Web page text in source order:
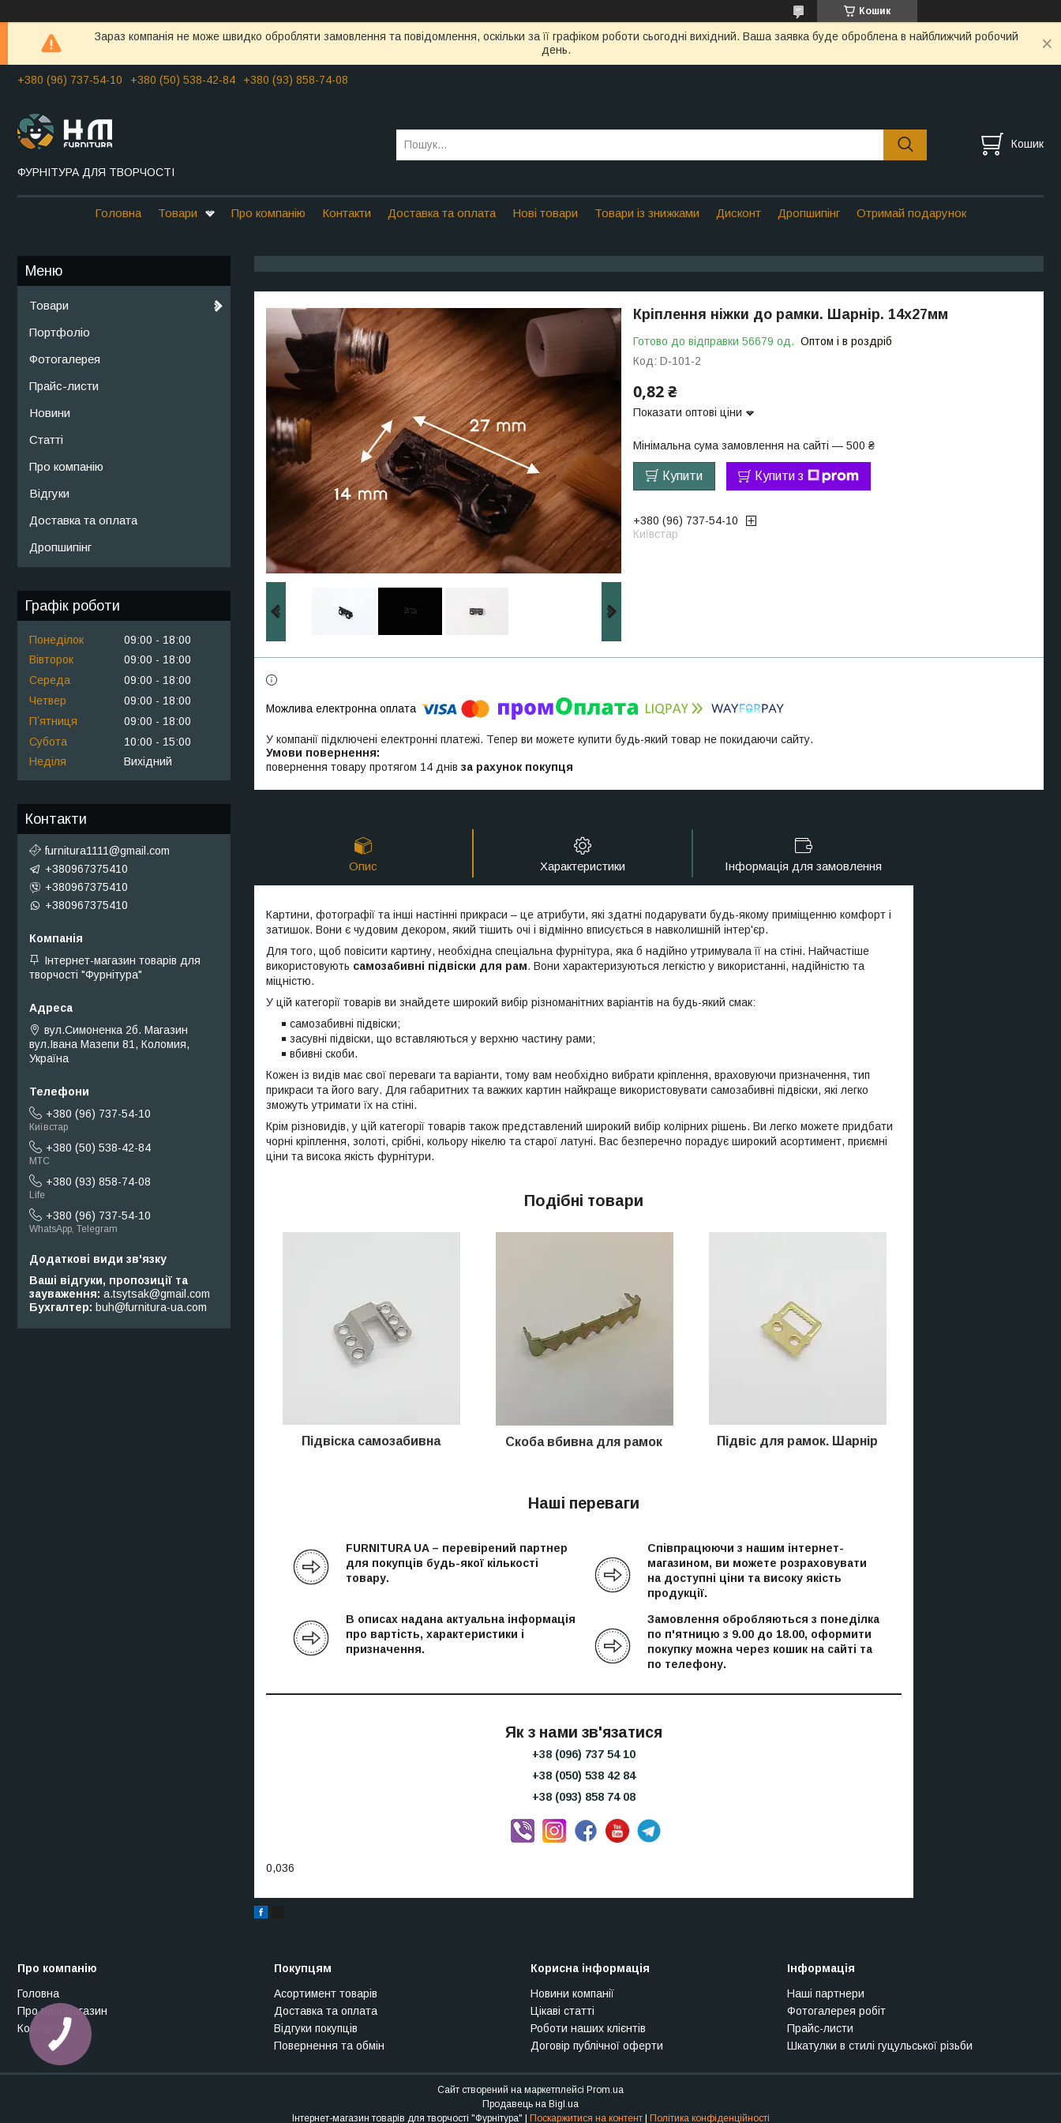
Кошик
Зараз компанія не може швидко обробляти замовлення та повідомлення, оскільки за її графіком роботи сьогодні вихідний. Ваша заявка буде оброблена в найближчий робочий
день.
+380 (96) 737-54-10 +380 (50) 538-42-84 +380 (93) 858-74-08
ФУРНІТУРА ДЛЯ ТВОРЧОСТІ
Кошик
Головна Товари Про компанію Контакти Доставка та оплата Нові товари Товари із знижками Дисконт Дропшипінг Отримай подарунок
Кріплення ніжки до рамки. Шарнір. 14х27мм
Готово до відправки 56679 од. Оптом і в роздріб
Код: D-101-2
0,82 ₴
Показати оптові ціни
Мінімальна сума замовлення на сайті — 500 ₴
Купити Купити з
+380 (96) 737-54-10
Київстар
У компанії підключені електронні платежі. Тепер ви можете купити будь-який товар не покидаючи сайту.
повернення товару протягом 14 днів за рахунок покупця
Опис Характеристики Інформація для замовлення
Картини, фотографії та інші настінні прикраси – це атрибути, які здатні подарувати будь-якому приміщенню комфорт і
затишок. Вони є чудовим декором, який тішить очі і відмінно вписується в навколишній інтер'єр.
Для того, щоб повісити картину, необхідна спеціальна фурнітура, яка б надійно утримувала її на стіні. Найчастіше
використовують самозабивні підвіски для рам. Вони характеризуються легкістю у використанні, надійністю та
міцністю.
У цій категорії товарів ви знайдете широкий вибір різноманітних варіантів на будь-який смак:
самозабивні підвіски;
засувні підвіски, що вставляються у верхню частину рами;
вбивні скоби.
Кожен із видів має свої переваги та варіанти, тому вам необхідно вибрати кріплення, враховуючи призначення, тип
прикраси та його вагу. Для габаритних та важких картин найкраще використовувати самозабивні підвіски, які легко
зможуть утримати їх на стіні.
Крім різновидів, у цій категорії товарів також представлений широкий вибір колірних рішень. Ви легко можете придбати
чорні кріплення, золоті, срібні, кольору нікелю та старої латуні. Вас безперечно порадує широкий асортимент, приємні
ціни та висока якість фурнітури.
Подібні товари
Підвіска самозабивна Скоба вбивнадля рамок Підвіс для рамок. Шарнір
Наші переваги
FURNITURA UA – перевірений партнер
для покупців будь-якої кількості
товару.
Співпрацюючи з нашим інтернет-
магазином, ви можете розраховувати
на доступні ціни та високу якість
продукції.
В описах надана актуальна інформація
про вартість, характеристики і
призначення.
Замовлення обробляються з понеділка
по п'ятницю з 9.00 до 18.00, оформити
покупку можна через кошик на сайті та
по телефону.
Як з нами зв'язатися
+38 (096) 737 54 10
+38 (050) 538 42 84
+38 (093) 858 74 08
0,036
Товари
Портфоліо
Фотогалерея
Прайс-листи
Новини
Статті
Про компанію
Відгуки
Доставка та оплата
Дропшипінг
Графік роботи
Понеділок 09:00
18:00
Вівторок
09:00
18:00
Середа
09:00
18:00
Четвер
09:00
18:00
Пʼятниця
09:00
18:00
Субота
10:00
15:00
Неділя
Вихідний
Контакти
furnitura1111@gmail.com
+380967375410
+380967375410
+380967375410
Інтернет-магазин товарів для
творчості "Фурнітура"
вул.Симоненка 2б. Магазин
вул.Івана Мазепи 81, Коломия,
Україна
+380 (96) 737-54-10
Київстар
+380 (50) 538-42-84
МТС
+380 (93) 858-74-08
Life
+380 (96) 737-54-10
WhatsApp, Telegram
Ваші відгуки, пропозиції та
зауваження a.tsytsak@gmail.com
Бухгалтер
buh@furnitura-ua.com
Про компанію
Головна
Про наш магазин
Контакти
Покупцям
Асортимент товарів
Доставка та оплата
Відгуки покупців
Повернення та обмін
Корисна інформація
Новини компанії
Цікаві статті
Роботи наших клієнтів
Договір публічної оферти
Інформація
Наші партнери
Фотогалерея робіт
Прайс-листи
Шкатулки в стилі гуцульської різьби
Сайт створений на маркетплейсі Prom.ua
Продавець на Bigl.ua
Інтернет-магазин товарів для творчості "Фурнітура" | Поскаржитися на контент | Політика конфіденційності